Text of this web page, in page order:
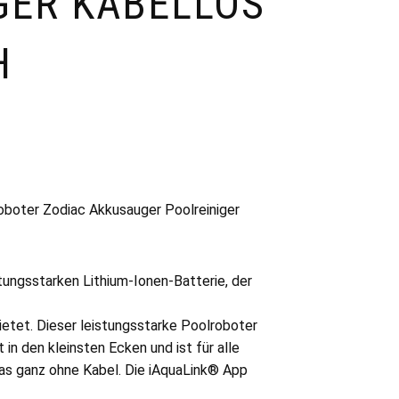
Zodiac Akkusauger Poolreiniger
Lithium-Ionen-Batterie, der
Dieser leistungsstarke Poolroboter
den kleinsten Ecken und ist für alle
ganz ohne Kabel. Die iAquaLink® App